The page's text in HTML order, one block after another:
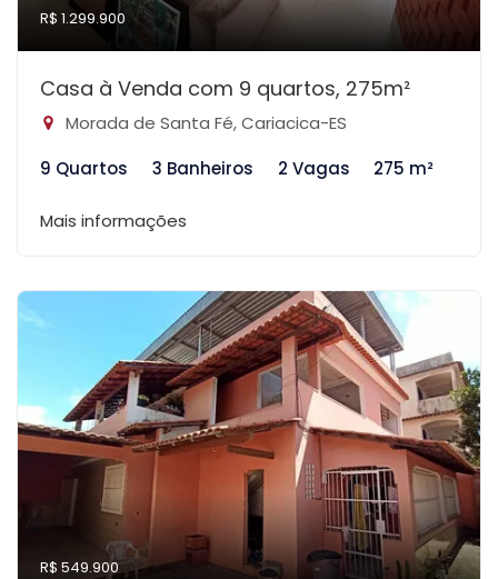
R$ 1.299.900
Casa à Venda com 9 quartos, 275m²
Morada de Santa Fé, Cariacica-ES
9 Quartos
3 Banheiros 2 Vagas 275 m²
Mais informações
R$ 549.900